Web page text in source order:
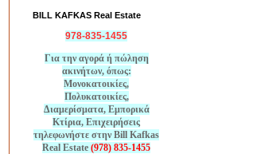
BILL KAFKAS Real Estate
978-835-1455
Για την αγορά ή πώληση
ακινήτων, όπως:
Μονοκατοικίες,
Πολυκατοικίες,
Διαμερίσματα, Εμπορικά
Κτίρια, Επιχειρήσεις
τηλεφωνήστε στην Bill Kafkas
Real Estate (978) 835-1455